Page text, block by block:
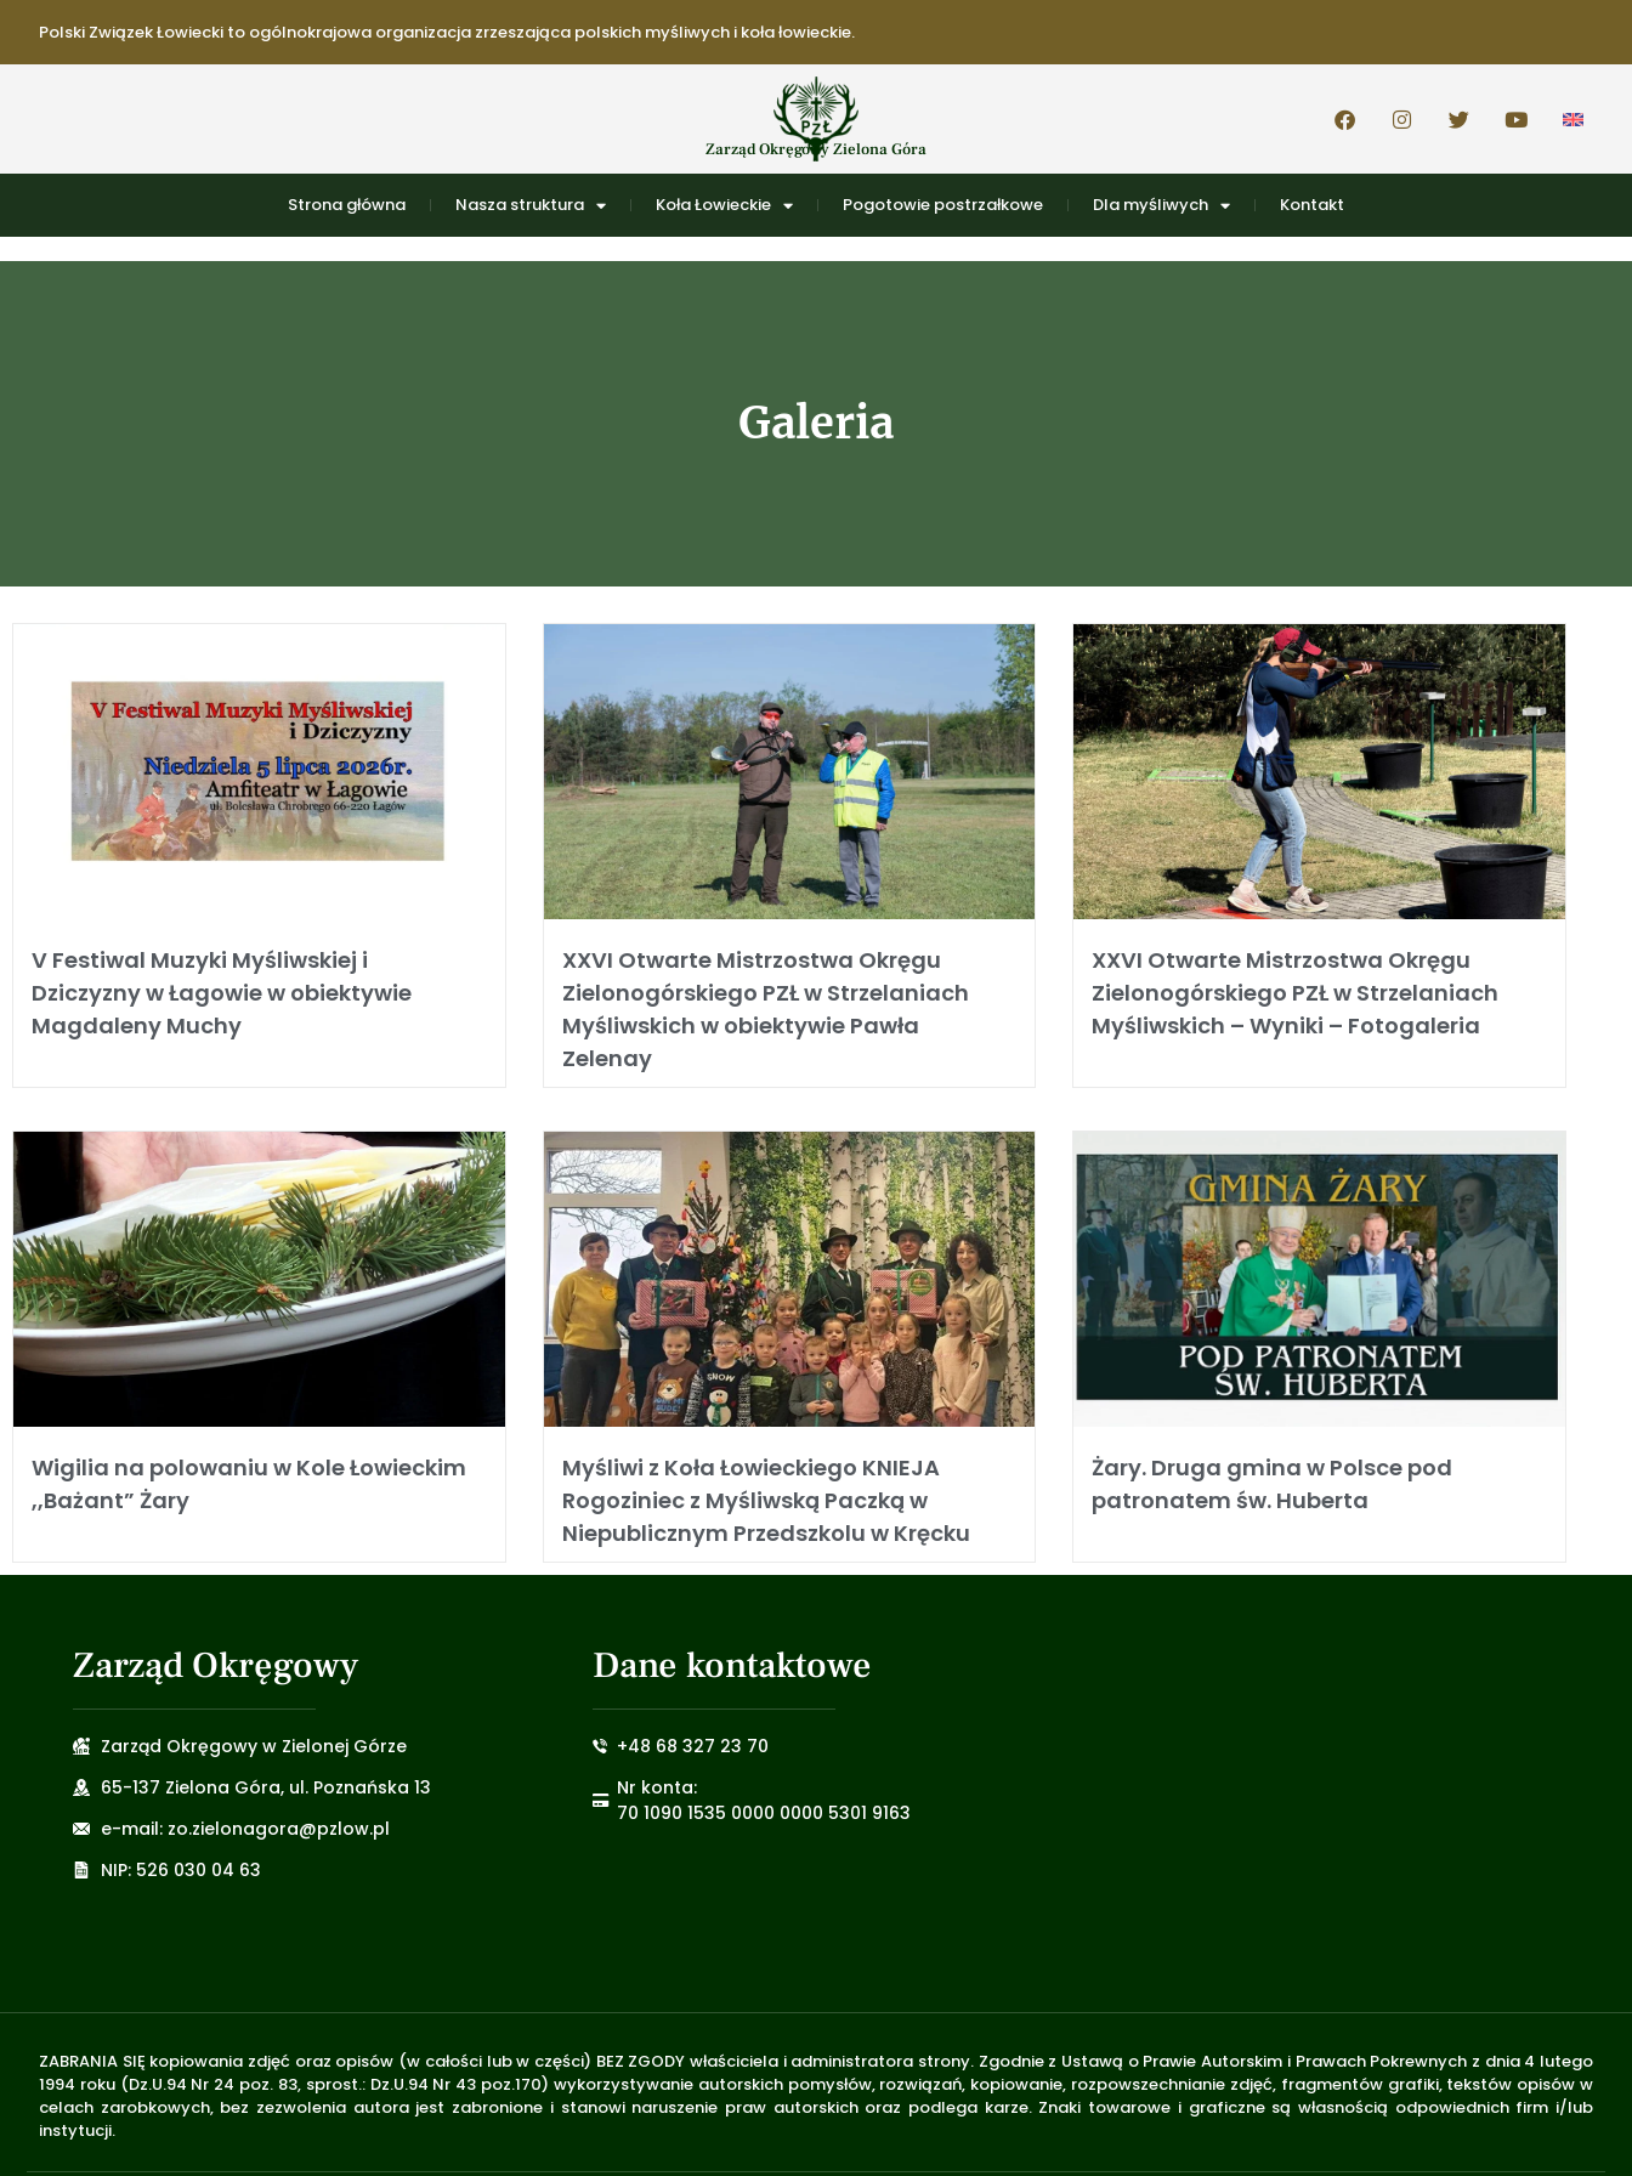
Polski Związek Łowiecki to ogólnokrajowa organizacja zrzeszająca polskich myśliwych i koła łowieckie.
Zarząd Okręgowy Zielona Góra
Strona główna Nasza struktura Koła Łowieckie Pogotowie postrzałkowe Dla myśliwych Kontakt
Galeria
V Festiwal Muzyki Myśliwskiej i
Dziczyzny w Łagowie w obiektywie
Magdaleny Muchy
XXVI Otwarte Mistrzostwa Okręgu
Zielonogórskiego PZŁ w Strzelaniach
Myśliwskich w obiektywie Pawła
Zelenay
XXVI Otwarte Mistrzostwa Okręgu
Zielonogórskiego PZŁ w Strzelaniach
Myśliwskich – Wyniki – Fotogaleria
Wigilia na polowaniu w Kole Łowieckim
,,Bażant” Żary
Myśliwi z Koła Łowieckiego KNIEJA
Rogoziniec z Myśliwską Paczką w
Niepublicznym Przedszkolu w Kręcku
Żary. Druga gmina w Polsce pod
patronatem św. Huberta
Zarząd Okręgowy
Zarząd Okręgowy w Zielonej Górze
65-137 Zielona Góra, ul. Poznańska 13
e-mail: zo.zielonagora@pzlow.pl
NIP: 526 030 04 63
Dane kontaktowe
+48 68 327 23 70
Nr konta:
70 1090 1535 0000 0000 5301 9163
ZABRANIA SIĘ kopiowania zdjęć oraz opisów (w całości lub w części) BEZ ZGODY właściciela i administratora strony. Zgodnie z Ustawą o Prawie Autorskim i Prawach Pokrewnych z dnia 4 lutego
1994 roku (Dz.U.94 Nr 24 poz. 83, sprost.: Dz.U.94 Nr 43 poz.170) wykorzystywanie autorskich pomysłów, rozwiązań, kopiowanie, rozpowszechnianie zdjęć, fragmentów grafiki, tekstów opisów w
celach zarobkowych, bez zezwolenia autora jest zabronione i stanowi naruszenie praw autorskich oraz podlega karze. Znaki towarowe i graficzne są własnością odpowiednich firm i/lub
instytucji.